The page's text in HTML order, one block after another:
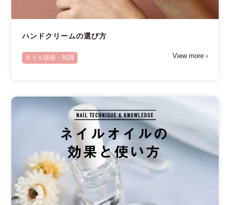
ハンドクリームの選び方
ネイル技術・知識 View more ›